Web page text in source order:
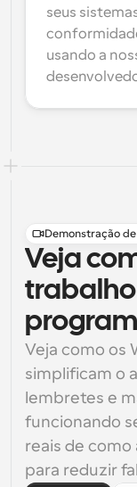
seus
usando a
Demonstração
Veja
Veja como os
simplificam o
lembretes e
funcionando
reais de
para reduzir